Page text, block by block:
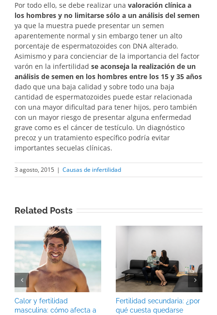
Por todo ello, se debe realizar una valoración clínica a
los hombres y no limitarse sólo a un análisis del semen
ya que la muestra puede presentar un semen
aparentemente normal y sin embargo tener un alto
porcentaje de espermatozoides con DNA alterado.
Asimismo y para concienciar de la importancia del factor
varón en la infertilidad se aconseja la realización de un
análisis de semen en los hombres entre los 15 y 35 años
dado que una baja calidad y sobre todo una baja
cantidad de espermatozoides puede estar relacionada
con una mayor dificultad para tener hijos, pero también
con un mayor riesgo de presentar alguna enfermedad
grave como es el cáncer de testículo. Un diagnóstico
precoz y un tratamiento específico podría evitar
importantes secuelas clínicas.
3 agosto, 2015 | Causas de infertilidad
Related Posts
Calor y fertilidad
masculina: cómo afecta a
Fertilidad secundaria: ¿por
qué cuesta quedarse